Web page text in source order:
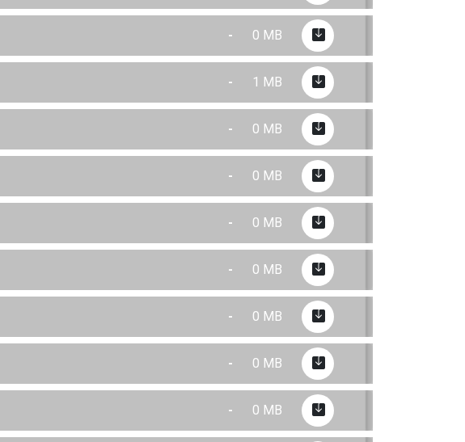
- 0 MB
- 1 MB
- 0 MB
- 0 MB
- 0 MB
- 0 MB
- 0 MB
- 0 MB
- 0 MB